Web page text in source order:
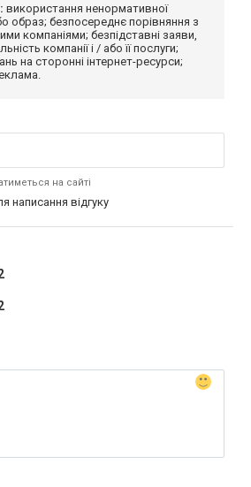
використання ненормативної
образ; безпосереднє порівняння з
компаніями; безпідставні заяви,
компанії і / або її послуги;
на сторонні інтернет-ресурси;
на сайті
написання відгуку